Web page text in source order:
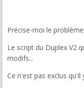
Précise-moi le
Le script du Duplex V2
modifs...
Ce n'est pas exclus qu'il